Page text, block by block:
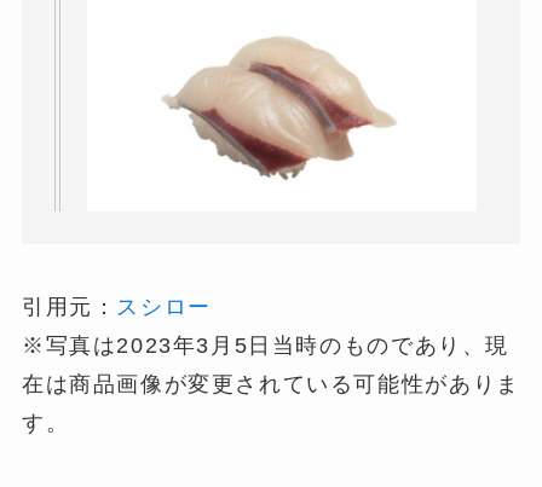
引用元： スシロー
※写真は2023年3月5日当時のものであり、現
在は商品画像が変更されている可能性がありま
す。